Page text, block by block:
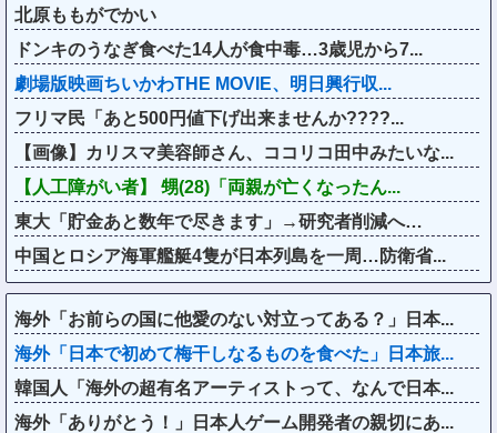
北原ももがでかい
ドンキのうなぎ食べた14人が食中毒…3歳児から7...
劇場版映画ちいかわTHE MOVIE、明日興行収...
フリマ民「あと500円値下げ出来ませんか????...
【画像】カリスマ美容師さん、ココリコ田中みたいな...
【人工障がい者】 甥(28)「両親が亡くなったん...
東大「貯金あと数年で尽きます」→研究者削減へ…
中国とロシア海軍艦艇4隻が日本列島を一周…防衛省...
海外「お前らの国に他愛のない対立ってある？」日本...
海外「日本で初めて梅干しなるものを食べた」日本旅...
韓国人「海外の超有名アーティストって、なんで日本...
海外「ありがとう！」日本人ゲーム開発者の親切にあ...